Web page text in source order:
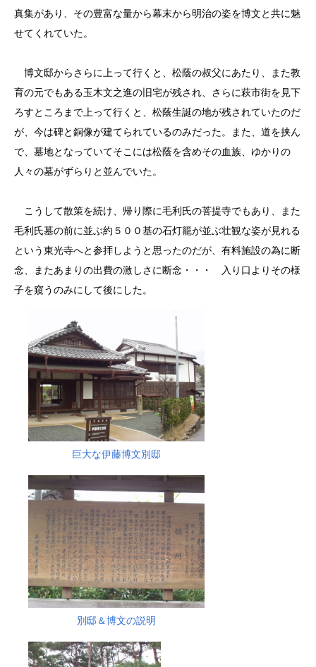
真集があり、その豊富な量から幕末から明治の姿を博文と共に魅
せてくれていた。
博文邸からさらに上って行くと、松蔭の叔父にあたり、また教
育の元でもある玉木文之進の旧宅が残され、さらに萩市街を見下
ろすところまで上って行くと、松蔭生誕の地が残されていたのだ
が、今は碑と銅像が建てられているのみだった。また、道を挟ん
で、墓地となっていてそこには松蔭を含めその血族、ゆかりの
人々の墓がずらりと並んでいた。
こうして散策を続け、帰り際に毛利氏の菩提寺でもあり、また
毛利氏墓の前に並ぶ約５００基の石灯籠が並ぶ壮観な姿が見れる
という東光寺へと参拝しようと思ったのだが、有料施設の為に断
念、またあまりの出費の激しさに断念・・・ 入り口よりその様
子を窺うのみにして後にした。
巨大な伊藤博文別邸
別邸＆博文の説明